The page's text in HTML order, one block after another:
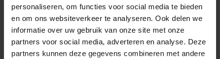
personaliseren, om functies voor social media te bieden
en om ons websiteverkeer te analyseren. Ook delen we
informatie over uw gebruik van onze site met onze
partners voor social media, adverteren en analyse. Deze
partners kunnen deze gegevens combineren met andere
12 foodtrends die door corona zijn versneld
Een jaar coronapandemie: een tussenbalans